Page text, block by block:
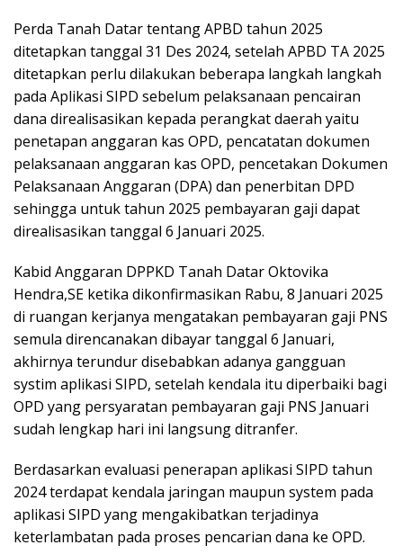
Perda Tanah Datar tentang APBD tahun 2025
ditetapkan tanggal 31 Des 2024, setelah APBD TA 2025
ditetapkan perlu dilakukan beberapa langkah langkah
pada Aplikasi SIPD sebelum pelaksanaan pencairan
dana direalisasikan kepada perangkat daerah yaitu
penetapan anggaran kas OPD, pencatatan dokumen
pelaksanaan anggaran kas OPD, pencetakan Dokumen
Pelaksanaan Anggaran (DPA) dan penerbitan DPD
sehingga untuk tahun 2025 pembayaran gaji dapat
direalisasikan tanggal 6 Januari 2025.
Kabid Anggaran DPPKD Tanah Datar Oktovika
Hendra,SE ketika dikonfirmasikan Rabu, 8 Januari 2025
di ruangan kerjanya mengatakan pembayaran gaji PNS
semula direncanakan dibayar tanggal 6 Januari,
akhirnya terundur disebabkan adanya gangguan
systim aplikasi SIPD, setelah kendala itu diperbaiki bagi
OPD yang persyaratan pembayaran gaji PNS Januari
sudah lengkap hari ini langsung ditranfer.
Berdasarkan evaluasi penerapan aplikasi SIPD tahun
2024 terdapat kendala jaringan maupun system pada
aplikasi SIPD yang mengakibatkan terjadinya
keterlambatan pada proses pencarian dana ke OPD.